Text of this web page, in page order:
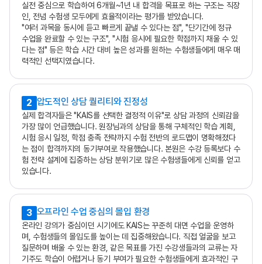
실전 중심으로 학습하여 6개월~1년 내 합격을 목표로 하는 구조는 직장
인, 전념 수험생 모두에게 효율적이라는 평가를 받았습니다.
"여러 과목을 동시에 듣고 빠르게 끝낼 수 있다는 점", "단기간에 정규
수업을 완료할 수 있는 구조", "시험 응시에 필요한 학점까지 채울 수 있
다는 점" 등은 학습 시간 대비 높은 성과를 원하는 수험생들에게 매우 매
력적인 선택지였습니다.
2 압도적인 상담 퀄리티와 진정성
실제 합격자들은 "KAIS를 선택한 결정적 이유"로 상담 과정의 신뢰감을
가장 많이 언급했습니다. 원장님과의 상담을 통해 구체적인 학습 계획,
시험 응시 일정, 학점 충족 전략까지 수험 전반의 로드맵이 명확해졌다
는 점이 합격까지의 동기부여로 작용했습니다. 본원은 수강 등록보다 수
험 전략 설계에 집중하는 상담 분위기로 많은 수험생들에게 신뢰를 얻고
있습니다.
3 오프라인 수업 중심의 몰입 환경
온라인 강의가 중심이던 시기에도 KAIS는 꾸준히 대면 수업을 운영하
며, 수험생들의 몰입도를 높이는 데 집중해왔습니다. 직접 얼굴을 보고
질문하며 배울 수 있는 환경, 같은 목표를 가진 수강생들과의 교류는 자
기주도 학습이 어렵거나 동기 부여가 필요한 수험생들에게 효과적인 구